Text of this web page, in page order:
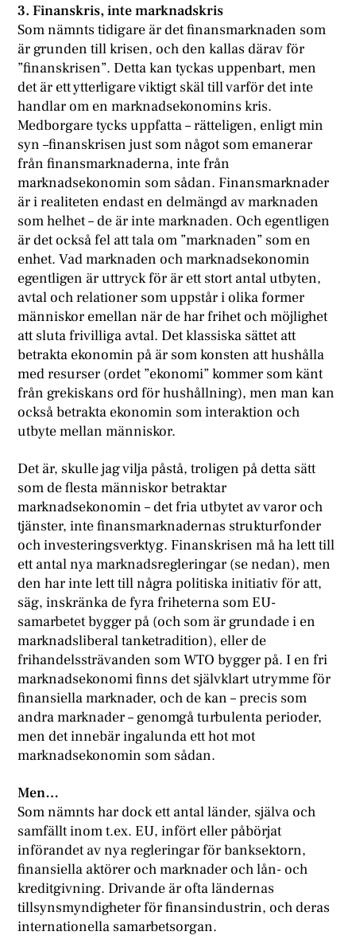
3. Finanskris, inte marknadskris
Som nämnts tidigare är det finansmarknaden som
är grunden till krisen, och den kallas därav för
”finanskrisen”. Detta kan tyckas uppenbart, men
det är ett ytterligare viktigt skäl till varför det inte
handlar om en marknadsekonomins kris.
Medborgare tycks uppfatta – rätteligen, enligt min
syn –finanskrisen just som något som emanerar
från finansmarknaderna, inte från
marknadsekonomin som sådan. Finansmarknader
är i realiteten endast en delmängd av marknaden
som helhet – de är inte marknaden. Och egentligen
är det också fel att tala om ”marknaden” som en
enhet. Vad marknaden och marknadsekonomin
egentligen är uttryck för är ett stort antal utbyten,
avtal och relationer som uppstår i olika former
människor emellan när de har frihet och möjlighet
att sluta frivilliga avtal. Det klassiska sättet att
betrakta ekonomin på är som konsten att hushålla
med resurser (ordet ”ekonomi” kommer som känt
från grekiskans ord för hushållning), men man kan
också betrakta ekonomin som interaktion och
utbyte mellan människor.
Det är, skulle jag vilja påstå, troligen på detta sätt
som de flesta människor betraktar
marknadsekonomin – det fria utbytet av varor och
tjänster, inte finansmarknadernas strukturfonder
och investeringsverktyg. Finanskrisen må ha lett till
ett antal nya marknadsregleringar (se nedan), men
den har inte lett till några politiska initiativ för att,
säg, inskränka de fyra friheterna som EU-
samarbetet bygger på (och som är grundade i en
marknadsliberal tanketradition), eller de
frihandelssträvanden som WTO bygger på. I en fri
marknadsekonomi finns det självklart utrymme för
finansiella marknader, och de kan – precis som
andra marknader – genomgå turbulenta perioder,
men det innebär ingalunda ett hot mot
marknadsekonomin som sådan.
Men…
Som nämnts har dock ett antal länder, själva och
samfällt inom t.ex. EU, infört eller påbörjat
införandet av nya regleringar för banksektorn,
finansiella aktörer och marknader och lån- och
kreditgivning. Drivande är ofta ländernas
tillsynsmyndigheter för finansindustrin, och deras
internationella samarbetsorgan.